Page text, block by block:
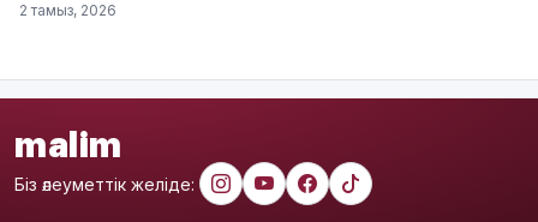
2 тамыз, 2026
malim
Біз әлеуметтік желіде: